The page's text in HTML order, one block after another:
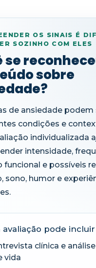
OS SINAIS É
SOZINHO COM ELES
se
sobre
de ansiedade podem
condições e
individualizada
intensidade,
funcional e possíveis
sono, humor e
avaliação pode incluir
clínica e
vida